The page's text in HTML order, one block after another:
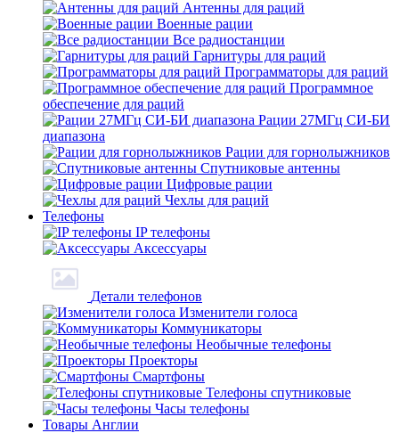
Антенны для раций
Военные рации
Все радиостанции
Гарнитуры для раций
Программаторы для раций
Программное
обеспечение для раций
Рации 27МГц СИ-БИ
диапазона
Рации для горнолыжников
Спутниковые антенны
Цифровые рации
Чехлы для раций
Телефоны
IP телефоны
Аксессуары
Детали телефонов
Изменители голоса
Коммуникаторы
Необычные телефоны
Проекторы
Смартфоны
Телефоны спутниковые
Часы телефоны
Товары Англии